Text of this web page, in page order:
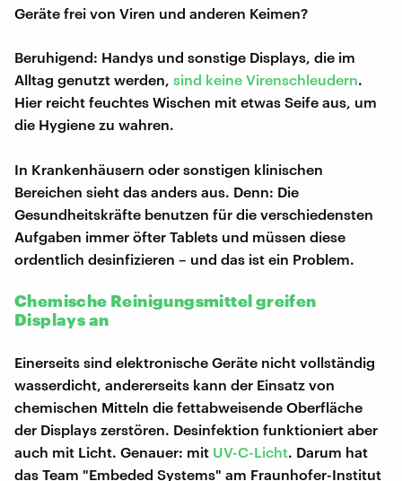
Geräte frei von Viren und anderen Keimen?
Beruhigend: Handys und sonstige Displays, die im
Alltag genutzt werden, sind keine Virenschleudern.
Hier reicht feuchtes Wischen mit etwas Seife aus, um
die Hygiene zu wahren.
In Krankenhäusern oder sonstigen klinischen
Bereichen sieht das anders aus. Denn: Die
Gesundheitskräfte benutzen für die verschiedensten
Aufgaben immer öfter Tablets und müssen diese
ordentlich desinfizieren – und das ist ein Problem.
Chemische Reinigungsmittel greifen
Displays an
Einerseits sind elektronische Geräte nicht vollständig
wasserdicht, andererseits kann der Einsatz von
chemischen Mitteln die fettabweisende Oberfläche
der Displays zerstören. Desinfektion funktioniert aber
auch mit Licht. Genauer: mit UV-C-Licht. Darum hat
das Team "Embeded Systems" am Fraunhofer-Institut